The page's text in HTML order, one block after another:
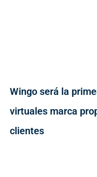
Wingo será la
virtuales marca
clientes